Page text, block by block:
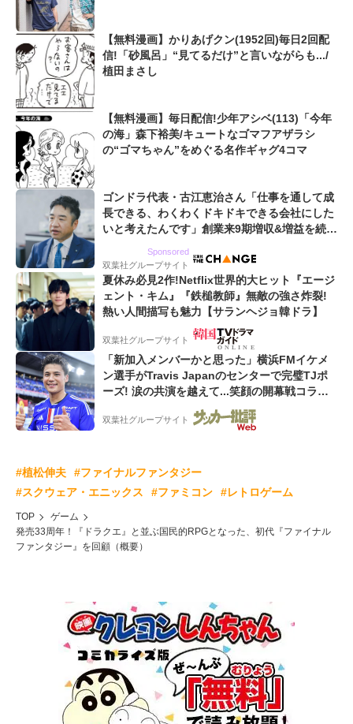
【無料漫画】かりあげクン(1952回)毎日2回配
信!「砂風呂」“見てるだけ”と言いながらも.../
植田まさし
【無料漫画】毎日配信!少年アシベ(113)「今年
の海」森下裕美/キュートなゴマフアザラシ
の“ゴマちゃん”をめぐる名作ギャグ4コマ
ゴンドラ代表・古江恵治さん「仕事を通して成
長できる、わくわくドキドキできる会社にした
いと考えたんです」創業来9期増収&増益を続け
Sponsored
双葉社グループサイト
夏休み必見2作!Netflix世界的大ヒット『エージ
ェント・キム』『鉄槌教師』無敵の強さ炸裂!
熱い人間描写も魅力【サランヘジョ韓ドラ】
双葉社グループサイト
「新加入メンバーかと思った」横浜FMイケメ
ン選手がTravis Japanのセンターで完璧TJポ
ーズ! 涙の共演を越えて...笑顔の開幕戦コラボ
双葉社グループサイト
#植松伸夫
#ファイナルファンタジー
#スクウェア・エニックス
#ファミコン #レトロゲーム
TOP
ゲーム
発売33周年！『ドラクエ』と並ぶ国民的RPGとなった、初代『ファイナル
ファンタジー』を回顧（概要）